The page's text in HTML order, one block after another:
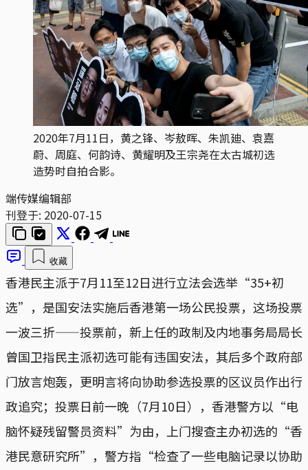
2020年7月11日，黄之锋、岑敖晖、朱凯廸、袁嘉
蔚、周庭、何韵诗、黄耀明及王宗尧在太古城初选
造势时自拍合影。
端传媒编辑部
刊登于: 2020-07-15
收藏
香港民主派于7月11至12日进行立法会选举“35+初
选”，是国安法实施后香港第一场公民投票，这场投票
一波三折——投票前，新上任的政制及内地事务局局长
曾国卫指民主派初选可能有违国安法，其后多个政府部
门放言炮轰，更明言将向协助参选投票的区议员作出行
政追究；投票日前一晚（7月10日），香港警方以“电
脑怀疑残留警员资料”为由，上门搜查主办初选的“香
港民意研究所”，警方指“检查了一些电脑记录以协助